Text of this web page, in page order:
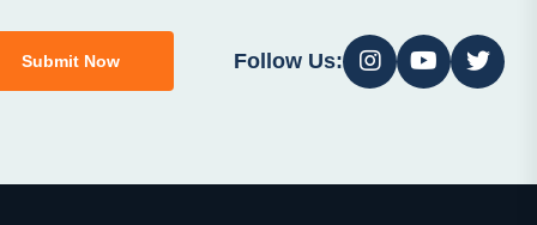
Submit Now Follow Us: